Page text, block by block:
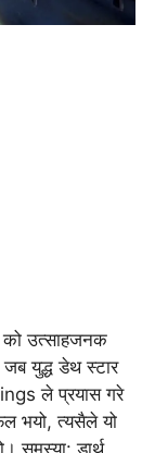
को उत्साहजनक
जब युद्ध डेथ स्टार
ले प्रयास गरे
भयो, त्यसैले यो